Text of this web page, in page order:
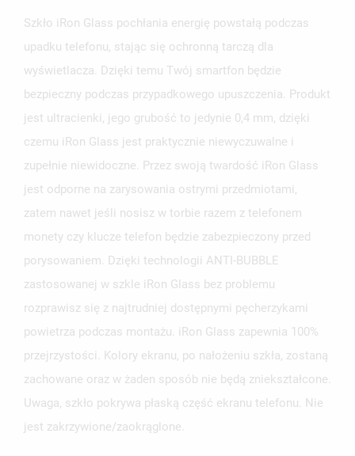
Szkło iRon Glass pochłania energię powstałą podczas
upadku telefonu, stając się ochronną tarczą dla
wyświetlacza. Dzięki temu Twój smartfon będzie
bezpieczny podczas przypadkowego upuszczenia. Produkt
jest ultracienki, jego grubość to jedynie 0,4 mm, dzięki
czemu iRon Glass jest praktycznie niewyczuwalne i
zupełnie niewidoczne. Przez swoją twardość iRon Glass
jest odporne na zarysowania ostrymi przedmiotami,
zatem nawet jeśli nosisz w torbie razem z telefonem
monety czy klucze telefon będzie zabezpieczony przed
porysowaniem. Dzięki technologii ANTI-BUBBLE
zastosowanej w szkle iRon Glass bez problemu
rozprawisz się z najtrudniej dostępnymi pęcherzykami
powietrza podczas montażu. iRon Glass zapewnia 100%
przejrzystości. Kolory ekranu, po nałożeniu szkła, zostaną
zachowane oraz w żaden sposób nie będą zniekształcone.
Uwaga, szkło pokrywa płaską część ekranu telefonu. Nie
jest zakrzywione/zaokrąglone.